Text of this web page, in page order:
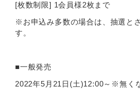
[枚数制限] 1会員様2枚まで
※お申込み多数の場合は、抽選と
す。
■一般発売
2022年5月21日(土)12:00～※無く